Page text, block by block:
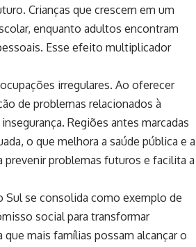
Crianças que crescem em um
enquanto adultos encontram
Esse efeito multiplicador
irregulares. Ao oferecer
de problemas relacionados à
Regiões antes marcadas
o que melhora a saúde pública e a
prevenir problemas futuros e facilita a
se consolida como exemplo de
social para transformar
mais famílias possam alcançar o